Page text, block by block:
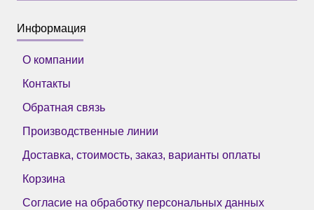
Информация
О компании
Контакты
Обратная связь
Производственные линии
Доставка, стоимость, заказ, варианты оплаты
Корзина
Согласие на обработку персональных данных